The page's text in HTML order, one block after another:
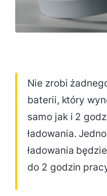
Nie zrobi
baterii, który
samo jak i 2
ładowania.
ładowania
do 2 godzin